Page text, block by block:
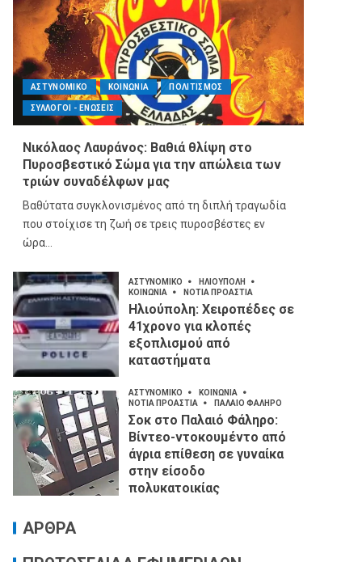
5
Ηλιούπολη:
Χειροπέδες σε
41χρονο για κλοπές
εξοπλισμού από
καταστήματα
ΑΣΤΥΝΟΜΙΚΟ ΚΟΙΝΩΝΙΑ ΠΟΛΙΤΙΣΜΟΣ
ΣΥΛΛΟΓΟΙ - ΕΝΩΣΕΙΣ
Νικόλαος Λαυράνος: Βαθιά θλίψη στο
Πυροσβεστικό Σώμα για την απώλεια των
τριών συναδέλφων μας
Βαθύτατα συγκλονισμένος από τη διπλή τραγωδία
που στοίχισε τη ζωή σε τρεις πυροσβέστες εν
ώρα...
ΑΣΤΥΝΟΜΙΚΟ
ΗΛΙΟΥΠΟΛΗ
ΚΟΙΝΩΝΙΑ
ΝΟΤΙΑ ΠΡΟΑΣΤΙΑ
Ηλιούπολη: Χειροπέδες σε
41χρονο για κλοπές
εξοπλισμού από
καταστήματα
ΑΣΤΥΝΟΜΙΚΟ
ΚΟΙΝΩΝΙΑ
ΝΟΤΙΑ ΠΡΟΑΣΤΙΑ
ΠΑΛΑΙΟ ΦΑΛΗΡΟ
Σοκ στο Παλαιό Φάληρο:
Βίντεο-ντοκουμέντο από
άγρια επίθεση σε γυναίκα
στην είσοδο
πολυκατοικίας
ΑΡΘΡΑ